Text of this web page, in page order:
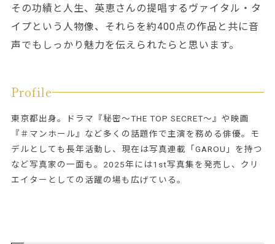
その功績と人生、英恵さんの提唱するヴァイタル・タ
イプという人物像、それらを約400点の作品と共に音
声でもしっかり魅力を伝えられたらと思います。
Profile
東京都出身。ドラマ『秘密～THE TOP SECRET～』や映画
『＃マンホール』など多くの話題作で主演を務める俳優。モ
デルとしても長年活動し、現在は写真連載「GAROU」を持つ
など写真家の一面も。2025年には1st写真集を発売し、クリ
エイターとしての活躍の場も広げている。